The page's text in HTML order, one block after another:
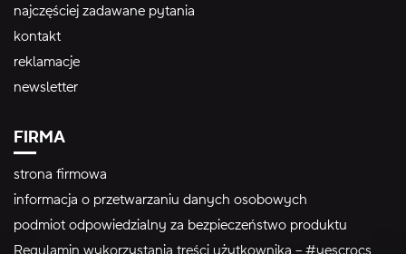
najczęściej zadawane pytania
kontakt
reklamacje
newsletter
FIRMA
strona firmowa
informacja o przetwarzaniu danych osobowych
podmiot odpowiedzialny za bezpieczeństwo produktu
Regulamin wykorzystania treści użytkownika – #yescrocs